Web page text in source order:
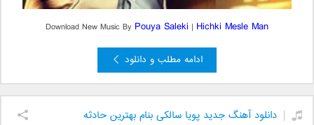
Download New Music By Pouya Saleki | Hichki Mesle Man
ادامه مطلب و دانلود
دانلود آهنگ جدید پویا سالکی بنام بهترین حادثه